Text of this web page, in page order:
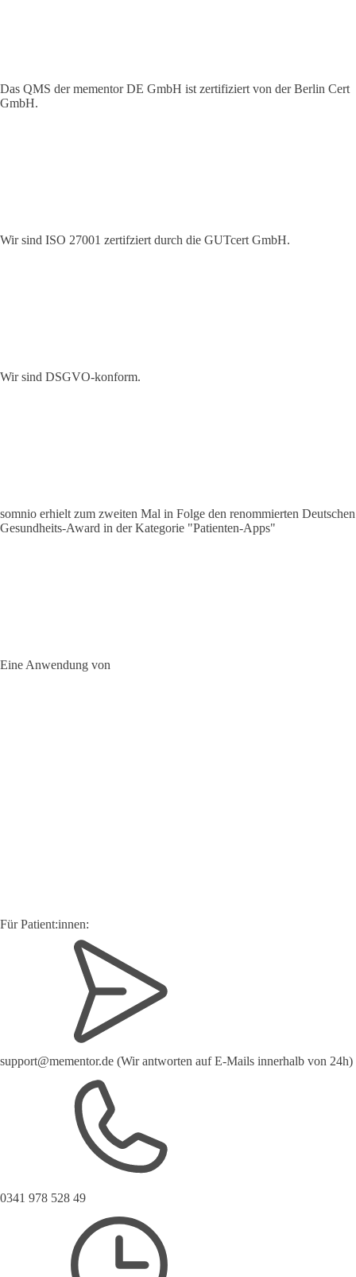
Das QMS der mementor DE GmbH ist zertifiziert von der Berlin Cert
GmbH.
Wir sind ISO 27001 zertifziert durch die GUTcert GmbH.
Wir sind DSGVO-konform.
somnio erhielt zum zweiten Mal in Folge den renommierten Deutschen
Gesundheits-Award in der Kategorie "Patienten-Apps"
Eine Anwendung von
Für Patient:innen:
support@mementor.de (Wir antworten auf E-Mails innerhalb von 24h)
0341 978 528 49